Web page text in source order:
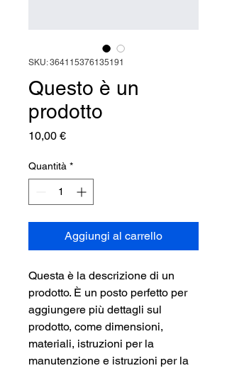
SKU: 364115376135191
Questo è un
prodotto
10,00 €Prezzo
Quantità *
Aggiungi al carrello
Questa è la descrizione di un
prodotto. È un posto perfetto per
aggiungere più dettagli sul
prodotto, come dimensioni,
materiali, istruzioni per la
manutenzione e istruzioni per la